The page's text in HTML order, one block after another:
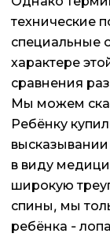
технические
специальные
характере
сравнения
Мы можем
Ребёнку
в виду
широкую
спины, мы
ребёнка -